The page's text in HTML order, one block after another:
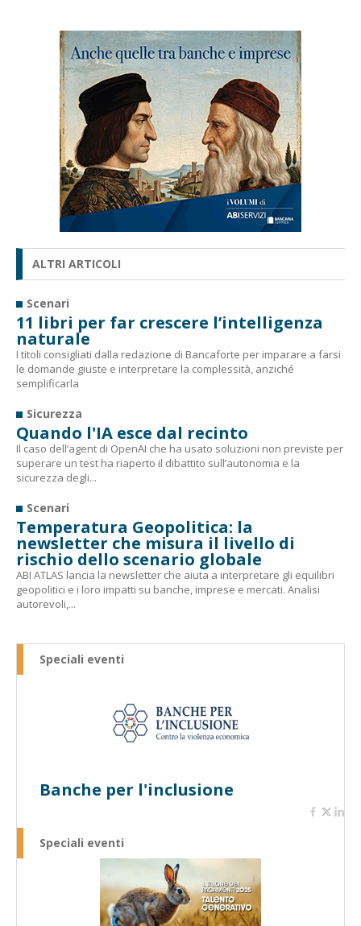
ALTRI ARTICOLI
Scenari
11 libri per far crescere l’intelligenza
naturale
I titoli consigliati dalla redazione di Bancaforte per imparare a farsi
le domande giuste e interpretare la complessità, anziché
semplificarla
Sicurezza
Quando l'IA esce dal recinto
Il caso dell’agent di OpenAI che ha usato soluzioni non previste per
superare un test ha riaperto il dibattito sull’autonomia e la
sicurezza degli...
Scenari
Temperatura Geopolitica: la
newsletter che misura il livello di
rischio dello scenario globale
ABI ATLAS lancia la newsletter che aiuta a interpretare gli equilibri
geopolitici e i loro impatti su banche, imprese e mercati. Analisi
autorevoli,...
Speciali eventi
Banche per l'inclusione
Speciali eventi